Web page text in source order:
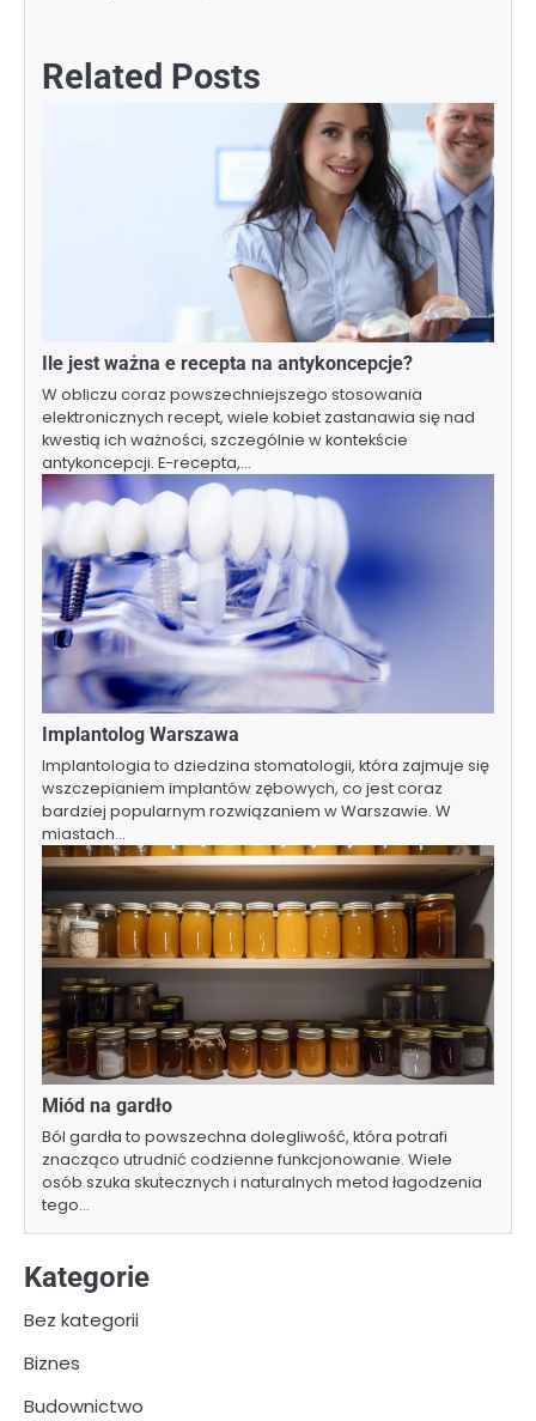
Related Posts
Ile jest ważna e recepta na antykoncepcje?
W obliczu coraz powszechniejszego stosowania
elektronicznych recept, wiele kobiet zastanawia się nad
kwestią ich ważności, szczególnie w kontekście
antykoncepcji. E-recepta,…
Implantolog Warszawa
Implantologia to dziedzina stomatologii, która zajmuje się
wszczepianiem implantów zębowych, co jest coraz
bardziej popularnym rozwiązaniem w Warszawie. W
miastach…
Miód na gardło
Ból gardła to powszechna dolegliwość, która potrafi
znacząco utrudnić codzienne funkcjonowanie. Wiele
osób szuka skutecznych i naturalnych metod łagodzenia
tego…
Kategorie
Bez kategorii
Biznes
Budownictwo